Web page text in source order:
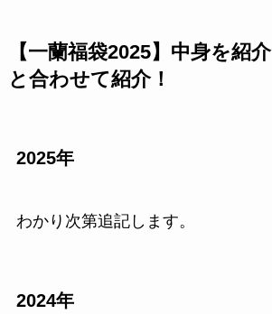
【一蘭福袋2025】中身を紹
と合わせて紹介！
2025年
わかり次第追記します。
2024年